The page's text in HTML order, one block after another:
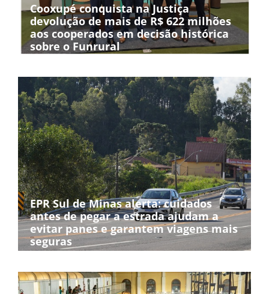
Cooxupé conquista na Justiça
devolução de mais de R$ 622 milhões
aos cooperados em decisão histórica
sobre o Funrural
EPR Sul de Minas alerta: cuidados
antes de pegar a estrada ajudam a
evitar panes e garantem viagens mais
seguras